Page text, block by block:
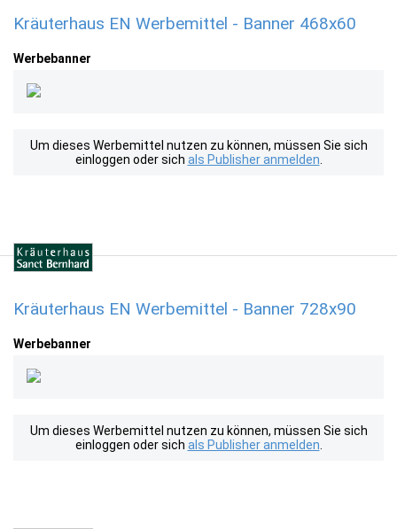
Kräuterhaus EN Werbemittel - Banner 468x60
Werbebanner
Um dieses Werbemittel nutzen zu können, müssen Sie sich
einloggen oder sich als Publisher anmelden
Kräuterhaus EN Werbemittel - Banner 728x90
Werbebanner
Um dieses Werbemittel nutzen zu können, müssen Sie sich
einloggen oder sich als Publisher anmelden